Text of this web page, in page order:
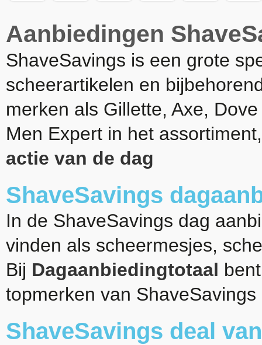
Aanbiedingen
ShaveSavings is een grote
scheerartikelen en
merken als Gillette, Axe,
Men Expert in het
actie van de dag
ShaveSavings
In de ShaveSavings dag
vinden als scheermesjes,
Bij Dagaanbiedingtotaal
topmerken van ShaveSavings
ShaveSavings deal